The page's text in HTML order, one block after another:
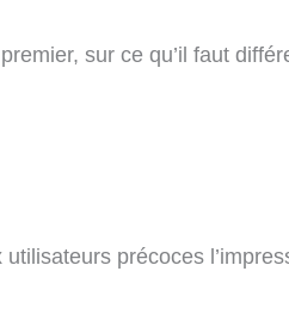
sur ce qu’il faut
précoces